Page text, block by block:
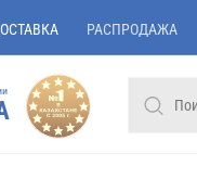
РАСПРОДАЖА